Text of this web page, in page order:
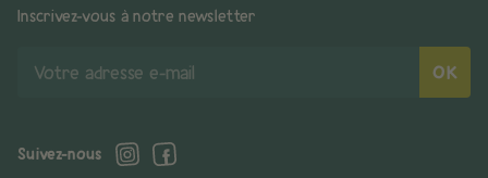
Inscrivez-vous à notre newsletter
adresse
OK
Suivez-nous